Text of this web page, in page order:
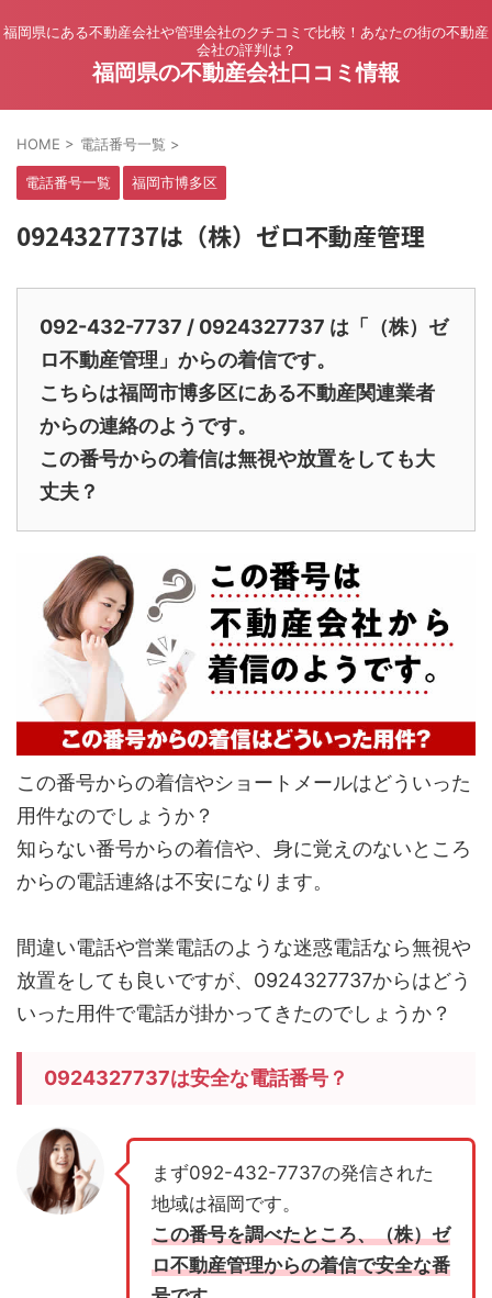
福岡県にある不動産会社や管理会社のクチコミで比較！あなたの街の不動産
会社の評判は？
福岡県の不動産会社口コミ情報
HOME > 電話番号一覧 >
電話番号一覧 福岡市博多区
0924327737は（株）ゼロ不動産管理
092-432-7737 / 0924327737 は「（株）ゼ
ロ不動産管理」からの着信です。
こちらは福岡市博多区にある不動産関連業者
からの連絡のようです。
この番号からの着信は無視や放置をしても大
丈夫？
この番号からの着信やショートメールはどういった
用件なのでしょうか？
知らない番号からの着信や、身に覚えのないところ
からの電話連絡は不安になります。
間違い電話や営業電話のような迷惑電話なら無視や
放置をしても良いですが、0924327737からはどう
いった用件で電話が掛かってきたのでしょうか？
0924327737は安全な電話番号？
まず092-432-7737の発信された
地域は福岡です。
この番号を調べたところ、（株）ゼ
ロ不動産管理からの着信で安全な番